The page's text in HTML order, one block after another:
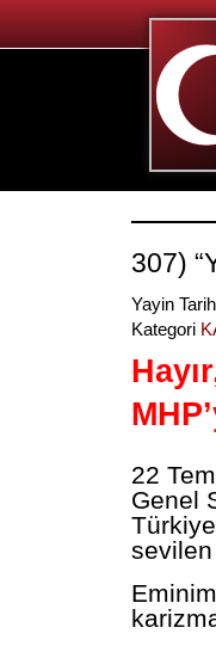
307)
Yayin
Kategori
22
Genel
sevilen